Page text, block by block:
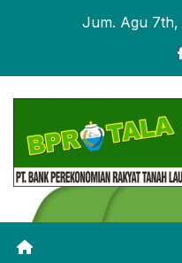
Jum. Agu 7th,